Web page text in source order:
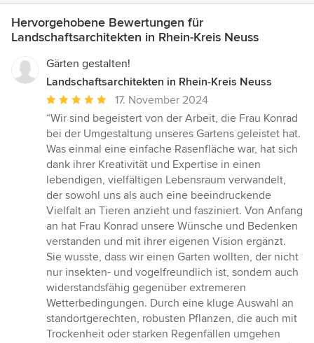
Hervorgehobene Bewertungen für
Landschaftsarchitekten in Rhein-Kreis Neuss
Gärten gestalten!
Landschaftsarchitekten in Rhein-Kreis Neuss
Durchschnittliche
Bewertung:
5
von
5
Sternen
17. November 2024
“Wir sind begeistert von der Arbeit, die Frau Konrad
bei der Umgestaltung unseres Gartens geleistet hat.
Was einmal eine einfache Rasenfläche war, hat sich
dank ihrer Kreativität und Expertise in einen
lebendigen, vielfältigen Lebensraum verwandelt,
der sowohl uns als auch eine beeindruckende
Vielfalt an Tieren anzieht und fasziniert. Von Anfang
an hat Frau Konrad unsere Wünsche und Bedenken
verstanden und mit ihrer eigenen Vision ergänzt.
Sie wusste, dass wir einen Garten wollten, der nicht
nur insekten- und vogelfreundlich ist, sondern auch
widerstandsfähig gegenüber extremeren
Wetterbedingungen. Durch eine kluge Auswahl an
standortgerechten, robusten Pflanzen, die auch mit
Trockenheit oder starken Regenfällen umgehen